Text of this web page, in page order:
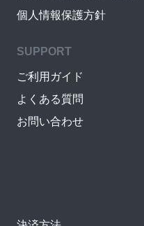
個人情報保護方針
SUPPORT
ご利用ガイド
よくある質問
お問い合わせ